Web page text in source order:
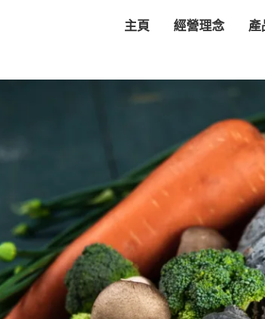
主頁 經營理念 產